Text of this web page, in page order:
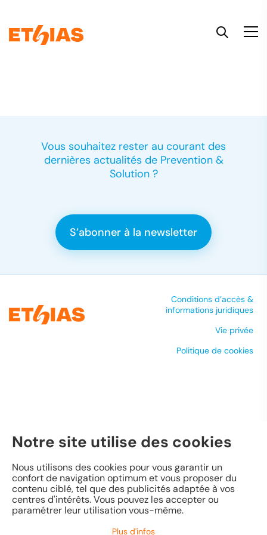
Vous souhaitez rester au courant des
dernières actualités de Prevention &
Solution ?
S’abonner à la newsletter
Conditions d’accès &
informations juridiques
Vie privée
Politique de cookies
Notre site utilise des cookies
Nous utilisons des cookies pour vous garantir un
confort de navigation optimum et vous proposer du
contenu ciblé, tel que des publicités adaptée à vos
centres d'intérêts. Vous pouvez les accepter ou
paramétrer leur utilisation vous-même.
Plus d'infos